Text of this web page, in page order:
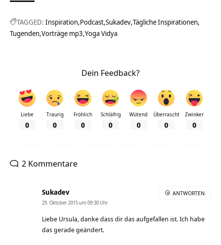
TAGGED: Inspiration Podcast Sukadev Tägliche Inspirationen
Tugenden Vorträge mp3 Yoga Vidya
Dein Feedback?
Liebe
0
Traurig
0
Fröhlich
0
Schläfrig
0
Wütend
0
Überrascht
0
Zwinker
0
2 Kommentare
Sukadev
29. Oktober 2015 um 09:30 Uhr
Liebe Ursula, danke dass dir das aufgefallen ist. Ich habe
das gerade geändert.
ANTWORTEN